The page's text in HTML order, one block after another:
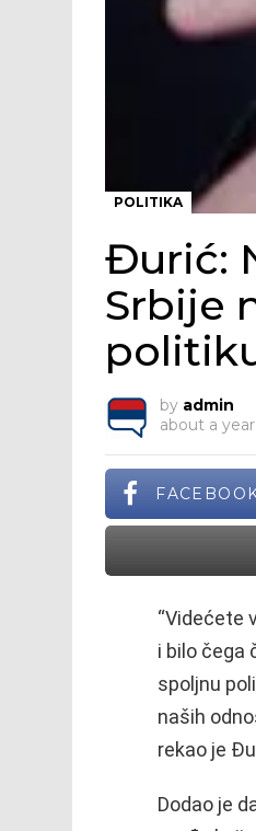
POLITIKA
Đurić:
Srbije
by admin
about a
“Videćete
i bilo čega
spoljnu
naših
rekao je
Dodao je